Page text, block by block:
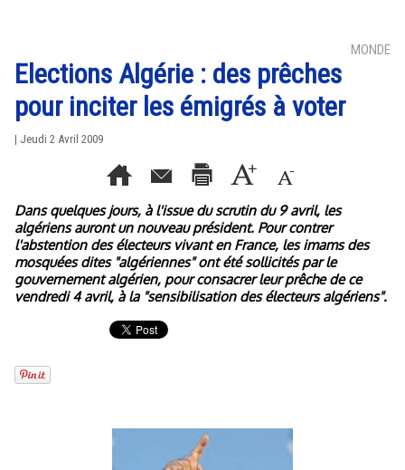
MONDE
Elections Algérie : des prêches
pour inciter les émigrés à voter
| Jeudi 2 Avril 2009
Dans quelques jours, à l'issue du scrutin du 9 avril, les
algériens auront un nouveau président. Pour contrer
l'abstention des électeurs vivant en France, les imams des
mosquées dites "algériennes" ont été sollicités par le
gouvernement algérien, pour consacrer leur prêche de ce
vendredi 4 avril, à la "sensibilisation des électeurs algériens".